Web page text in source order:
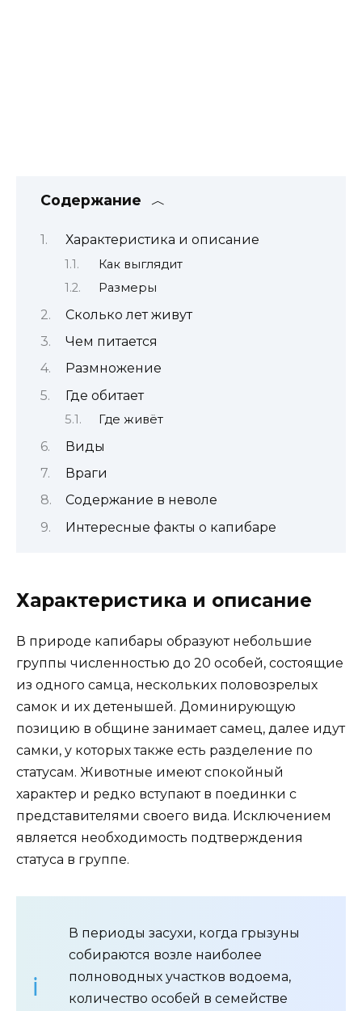
Содержание
Характеристика и описание
Как выглядит
Размеры
Сколько лет живут
Чем питается
Размножение
Где обитает
Где живёт
Виды
Враги
Содержание в неволе
Интересные факты о капибаре
Характеристика и описание
В природе капибары образуют небольшие
группы численностью до 20 особей, состоящие
из одного самца, нескольких половозрелых
самок и их детенышей. Доминирующую
позицию в общине занимает самец, далее идут
самки, у которых также есть разделение по
статусам. Животные имеют спокойный
характер и редко вступают в поединки с
представителями своего вида. Исключением
является необходимость подтверждения
статуса в группе.
В периоды засухи, когда грызуны
собираются возле наиболее
полноводных участков водоема,
количество особей в семействе